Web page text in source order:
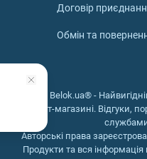
після
ви приймаєте інші
вживати за
може значно
капсули – 300-1000
коли – по 1-3 мл, 1-3 рази;
Договір
Обмін та
© 2026 © Belok.ua® -
інтернет-магазині. Відгуки,
Авторські права
Продукти та вся